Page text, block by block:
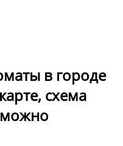
в городе
схема
можно